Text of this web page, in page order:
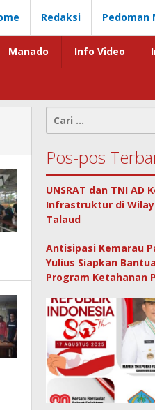
Redaksi Pedoman
Manado Info Video
untuk:
Pos-pos
UNSRAT dan TNI AD
Infrastruktur di
Talaud
Antisipasi Kemarau
Yulius Siapkan
Program Ketahanan